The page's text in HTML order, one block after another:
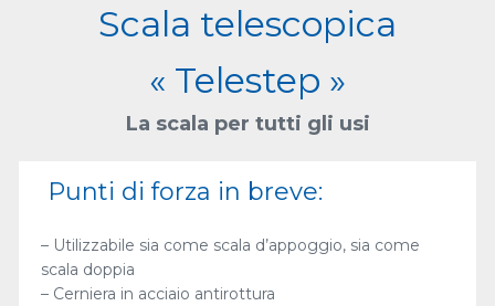
Scala telescopica
« Telestep »
La scala per tutti gli usi
Punti di forza in breve:
– Utilizzabile sia come scala d’appoggio, sia come
scala doppia
– Cerniera in acciaio antirottura